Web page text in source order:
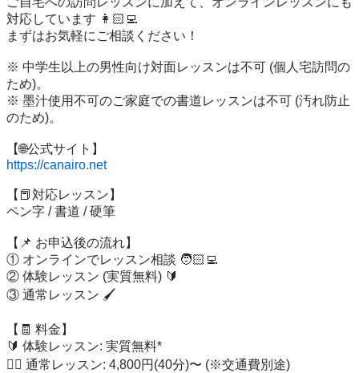
対応しています 👩🏻‍💻
まずはお気軽にご相談ください！
※ 中学生以上の男性向け対面レッスンは不可 (個人宅訪問の
ため)。
※ 墨汁使用不可のご家庭での書道レッスンは不可 (汚れ防止
のため)。
https://canairo.net
【📕対応レッスン】
ペン字 / 書道 / 硬筆
【📌 お申込後の流れ】
① オンラインでレッスン相談 🧑🏻‍💻
② 体験レッスン (実質無料) 🔰
③ 通常レッスン 🖌️
【🧾 料金】
🔰 体験レッスン: 実質無料*
✍🏻 通常レッスン: 4,800円(40分)〜 (※交通費別途)